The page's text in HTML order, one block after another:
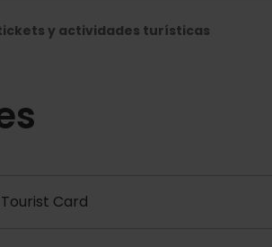
y actividades turísticas